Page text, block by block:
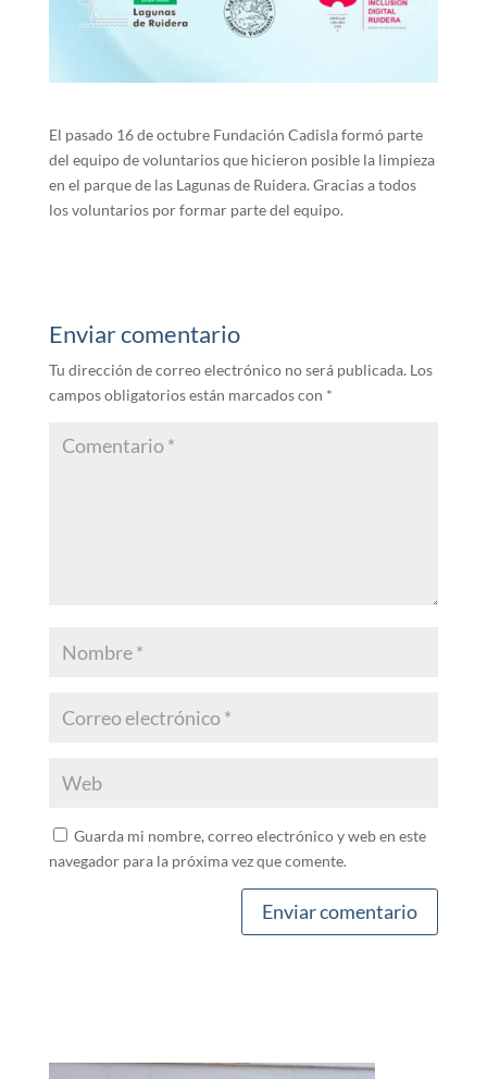
El pasado 16 de octubre Fundación Cadisla formó parte
del equipo de voluntarios que hicieron posible la limpieza
en el parque de las Lagunas de Ruidera. Gracias a todos
los voluntarios por formar parte del equipo.
Enviar comentario
Tu dirección de correo electrónico no será publicada. Los
campos obligatorios están marcados con *
Guarda mi nombre, correo electrónico y web en este
navegador para la próxima vez que comente.